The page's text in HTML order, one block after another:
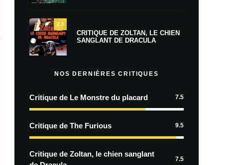
7.5
CRITIQUE DE ZOLTAN, LE CHIEN
SANGLANT DE DRACULA
NOS DERNIÈRES CRITIQUES
Critique de Le Monstre du placard 7.5
Critique de The Furious 9.5
Critique de Zoltan, le chien sanglant
7.5